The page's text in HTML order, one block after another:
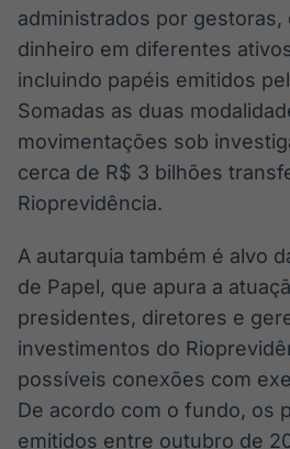
de
no
administrados por gestoras,
dinheiro em diferentes
incluindo papéis emitidos
Somadas as duas
movimentações sob
cerca de R$ 3 bilhões
Rioprevidência.
A autarquia também é alvo
de Papel, que apura a
presidentes, diretores e
investimentos do
possíveis conexões com
De acordo com o fundo, os
emitidos entre outubro de